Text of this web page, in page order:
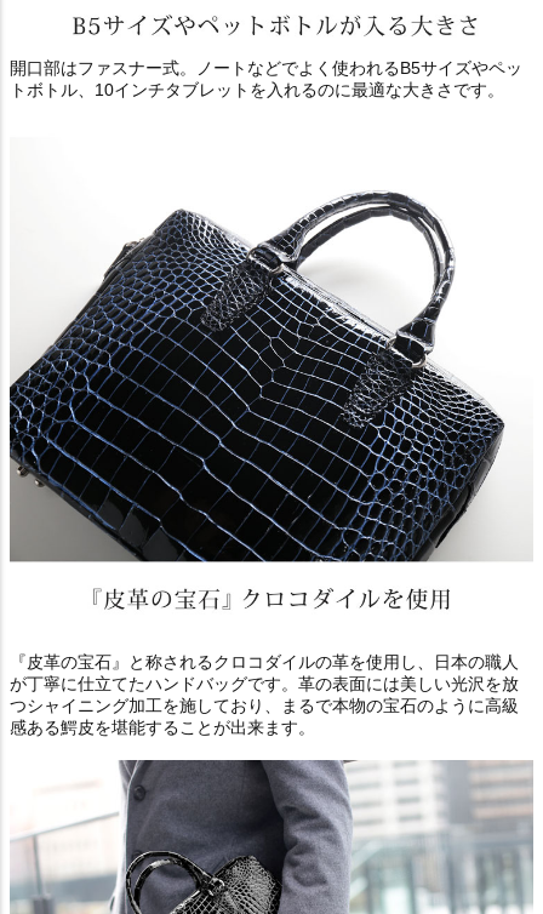
開口部はファスナー式。ノートなどでよく使われるB5サイズやペッ
トボトル、10インチタブレットを入れるのに最適な大きさです。
『皮革の宝石』と称されるクロコダイルの革を使用し、日本の職人
が丁寧に仕立てたハンドバッグです。革の表面には美しい光沢を放
つシャイニング加工を施しており、まるで本物の宝石のように高級
感ある鰐皮を堪能することが出来ます。